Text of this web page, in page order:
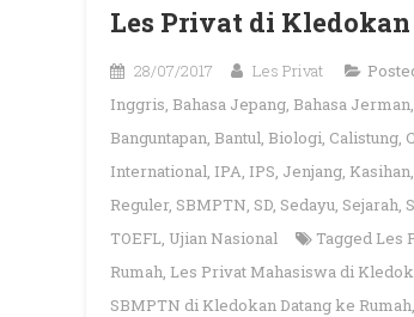
Les Privat di
28/07/2017 Les Privat
Inggris, Bahasa Jepang, Bahasa Jerman,
Banguntapan, Bantul, Biologi, Calistung,
International, IPA, IPS, Jenjang, Kasihan,
Reguler, SBMPTN, SD, Sedayu, Sejarah,
TOEFL, Ujian Nasional Tagged Les
Rumah, Les Privat Mahasiswa di
SBMPTN di Kledokan Datang ke Rumah,